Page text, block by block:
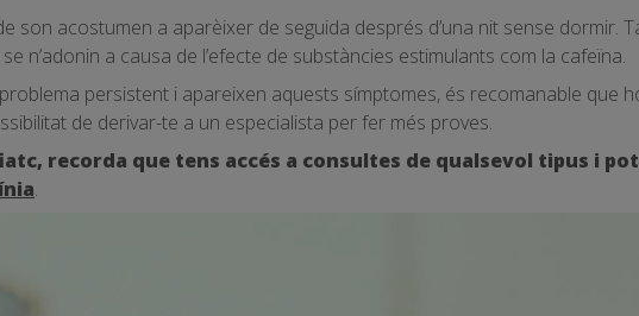
son acostumen a aparèixer de seguida després d’una nit sense dormir.
n’adonin a causa de l’efecte de substàncies estimulants com la cafeïna.
persistent i apareixen aquests símptomes, és recomanable que
de derivar-te a un especialista per fer més proves.
recorda que tens accés a consultes de qualsevol tipus i
.